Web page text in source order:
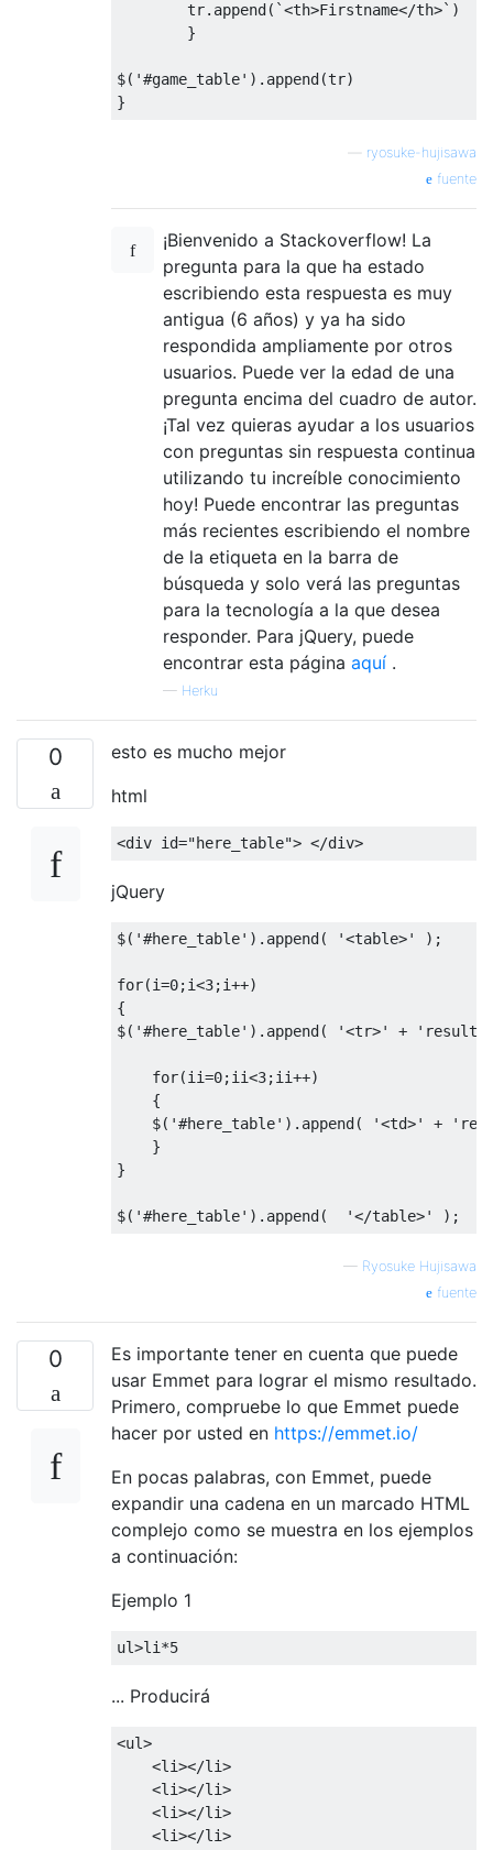
        tr
. append (`<th>Firstname</th>`)
}
$( '#game_table' ). append (tr)
}
ryosuke-hujisawa
fuente
¡Bienvenido a Stackoverflow! La
pregunta para la que ha estado
escribiendo esta respuesta es muy
antigua (6 años) y ya ha sido
respondida ampliamente por otros
usuarios. Puede ver la edad de una
pregunta encima del cuadro de autor.
¡Tal vez quieras ayudar a los usuarios
con preguntas sin respuesta continua
utilizando tu increíble conocimiento
hoy! Puede encontrar las preguntas
más recientes escribiendo el nombre
de la etiqueta en la barra de
búsqueda y solo verá las preguntas
para la tecnología a la que desea
responder. Para jQuery, puede
encontrar esta página aquí .
— Herku
0
esto es mucho mejor
html
<div id="here_table"> </div>
jQuery
$( '#here_table' ). append ( '<table>' );
for(i=0;i<3;i++)
{
$( '#here_table' ). append ( '<tr>' + 'result'
for(ii=0;ii<3;ii++)
{
    $
( '#here_table' ). append ( '<td>' +
}
}
$( '#here_table' ). append ( '</table>' );
— Ryosuke Hujisawa
fuente
0
Es importante tener en cuenta que puede
usar Emmet para lograr el mismo resultado.
Primero, compruebe lo que Emmet puede
hacer por usted en https://emmet.io/
En pocas palabras, con Emmet, puede
expandir una cadena en un marcado HTML
complejo como se muestra en los ejemplos
a continuación:
Ejemplo 1
ul>li *5
... Producirá
<ul>
<li></li>
<li></li>
<li></li>
<li></li>